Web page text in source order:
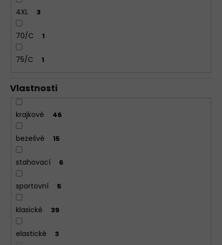
4XL 3
70/C 1
75/C 1
Vlastnosti
krajkové 46
bezešvé 15
stahovací 6
sportovní 5
klasické 39
elastické 3